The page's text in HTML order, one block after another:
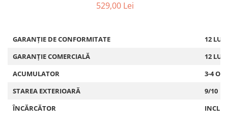
529,00 Lei
GARANȚIE DE CONFORMITATE
12
GARANȚIE COMERCIALĂ
12
ACUMULATOR
3-4 ORE
STAREA EXTERIOARĂ
9/10
ÎNCĂRCĂTOR
INCLUS